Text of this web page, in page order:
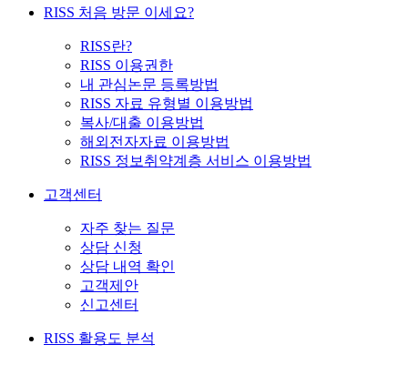
RISS 처음 방문 이세요?
RISS란?
RISS 이용권한
내 관심논문 등록방법
RISS 자료 유형별 이용방법
복사/대출 이용방법
해외전자자료 이용방법
RISS 정보취약계층 서비스 이용방법
고객센터
자주 찾는 질문
상담 신청
상담 내역 확인
고객제안
신고센터
RISS 활용도 분석